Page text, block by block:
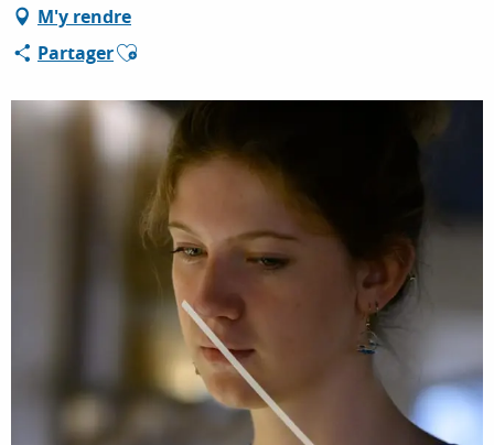
SÉJOURNER
M'y rendre
PartagerAjouter aux favoris